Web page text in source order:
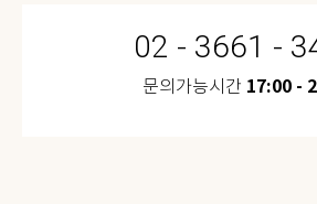
02 - 3661 -
문의가능시간 17:00 -